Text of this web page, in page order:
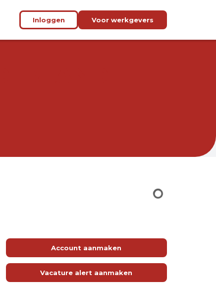
Inloggen Voor werkgevers
Account aanmaken
Vacature alert aanmaken